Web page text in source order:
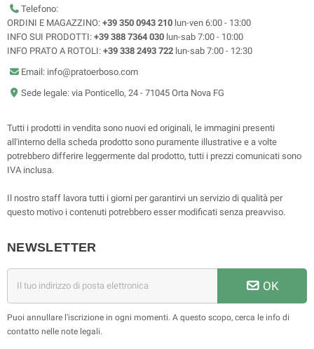
Telefono:
ORDINI E MAGAZZINO: +39 350 0943 210 lun-ven 6:00 - 13:00
INFO SUI PRODOTTI: +39 388 7364 030 lun-sab 7:00 - 10:00
INFO PRATO A ROTOLI: +39 338 2493 722 lun-sab 7:00 - 12:30
Email: info@pratoerboso.com
Sede legale: via Ponticello, 24 - 71045 Orta Nova FG
Tutti i prodotti in vendita sono nuovi ed originali, le immagini presenti
all'interno della scheda prodotto sono puramente illustrative e a volte
potrebbero differire leggermente dal prodotto, tutti i prezzi comunicati sono
IVA inclusa.
Il nostro staff lavora tutti i giorni per garantirvi un servizio di qualità per
questo motivo i contenuti potrebbero esser modificati senza preavviso.
NEWSLETTER
OK
Puoi annullare l'iscrizione in ogni momenti. A questo scopo, cerca le info di
contatto nelle note legali.